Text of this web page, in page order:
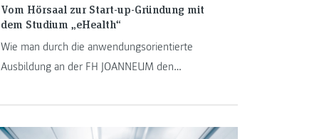
Vom Hörsaal zur Start-up-Gründung mit
dem Studium „eHealth“
Wie man durch die anwendungsorientierte
Ausbildung an der FH JOANNEUM den